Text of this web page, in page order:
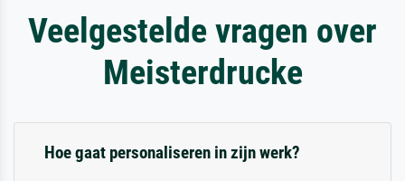
Veelgestelde vragen over
Meisterdrucke
Hoe gaat personaliseren in zijn werk?